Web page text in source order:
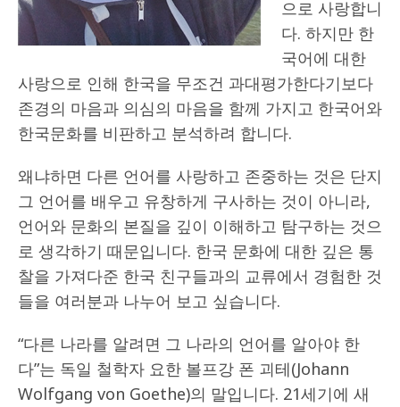
으로 사랑합니
다. 하지만 한
국어에 대한
사랑으로 인해 한국을 무조건 과대평가한다기보다
존경의 마음과 의심의 마음을 함께 가지고 한국어와
한국문화를 비판하고 분석하려 합니다.
왜냐하면 다른 언어를 사랑하고 존중하는 것은 단지
그 언어를 배우고 유창하게 구사하는 것이 아니라,
언어와 문화의 본질을 깊이 이해하고 탐구하는 것으
로 생각하기 때문입니다. 한국 문화에 대한 깊은 통
찰을 가져다준 한국 친구들과의 교류에서 경험한 것
들을 여러분과 나누어 보고 싶습니다.
“다른 나라를 알려면 그 나라의 언어를 알아야 한
다”는 독일 철학자 요한 볼프강 폰 괴테(Johann
Wolfgang von Goethe)의 말입니다. 21세기에 새